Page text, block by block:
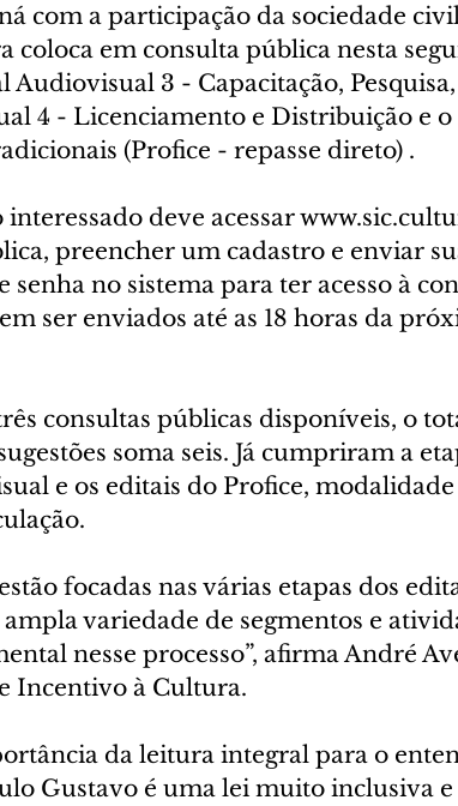
com a participação da sociedade
coloca em consulta pública nesta
Audiovisual 3 - Capacitação,
4 - Licenciamento e Distribuição e o
(Profice - repasse direto) .
deve acessar
preencher um cadastro e enviar
senha no sistema para ter acesso à
ser enviados até as 18 horas da
consultas públicas disponíveis, o
soma seis. Já cumpriram a
e os editais do Profice,
focadas nas várias etapas dos
variedade de segmentos e
nesse processo”, afirma André
Incentivo à Cultura.
da leitura integral para o
Gustavo é uma lei muito inclusiva e